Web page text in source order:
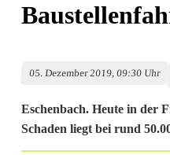
05. Dezember 2019, 09:30 Uhr
Eschenbach. Heute in der
Schaden liegt bei rund